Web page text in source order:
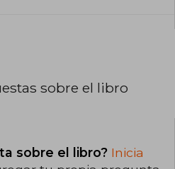
sobre el libro
sobre el libro? Inicia